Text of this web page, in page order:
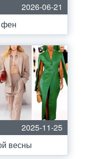
2026-06-21
2025-11-25
весны